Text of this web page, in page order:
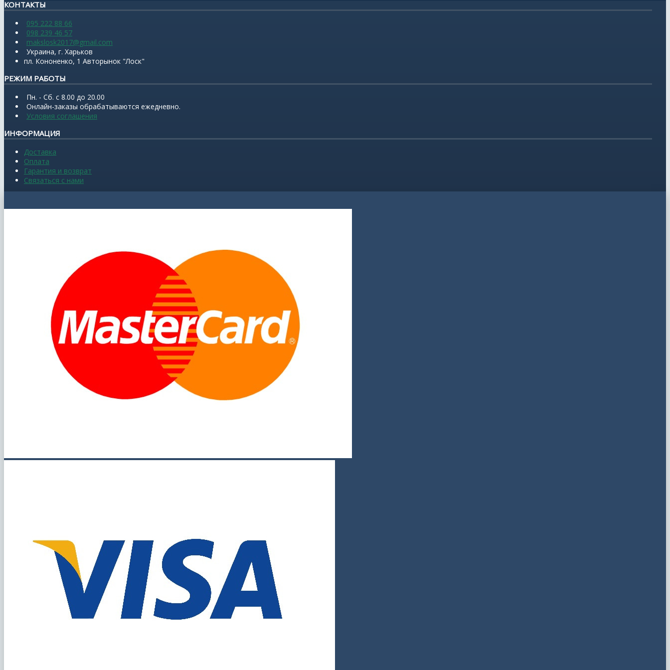
КОНТАКТЫ
095 222 88 66
098 239 46 57
makslosk2017@gmail.com
Украина, г. Харьков
пл. Кононенко, 1 Авторынок "Лоск"
РЕЖИМ РАБОТЫ
Пн. - Сб. с 8.00 до 20.00
Онлайн-заказы обрабатываются ежедневно.
Условия соглашения
ИНФОРМАЦИЯ
Доставка
Оплата
Гарантия и возврат
Связаться с нами